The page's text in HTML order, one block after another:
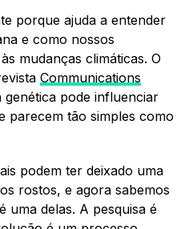
porque ajuda a entender
e como nossos
mudanças climáticas. O
Communications
pode influenciar
parecem tão simples como
podem ter deixado uma
rostos, e agora sabemos
uma delas. A pesquisa é